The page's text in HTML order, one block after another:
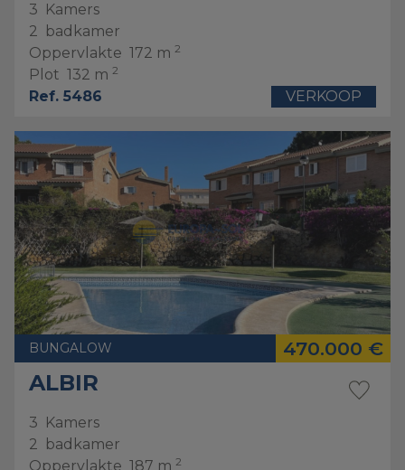
3
Kamers
2
badkamer
Oppervlakte 172 m 2
Plot 132 m 2
Ref. 5486 VERKOOP
BUNGALOW 470.000 €
ALBIR
3
Kamers
2
badkamer
Oppervlakte 187 m 2